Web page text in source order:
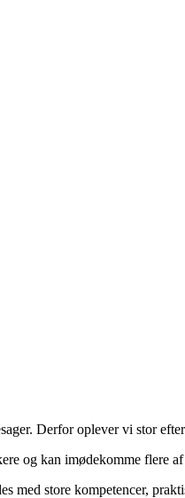
Derfor oplever vi stor
og kan imødekomme flere
med store kompetencer,